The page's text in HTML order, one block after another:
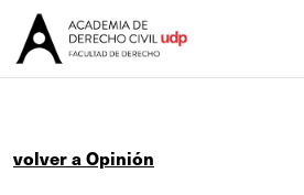
volver a Opinión